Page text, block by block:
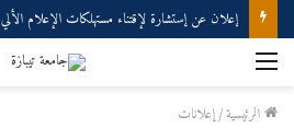
إعلان عن إستشارة لإقتناء مستهلكات الإعلام الألي
القائمة
الرئيسية/إعلانات